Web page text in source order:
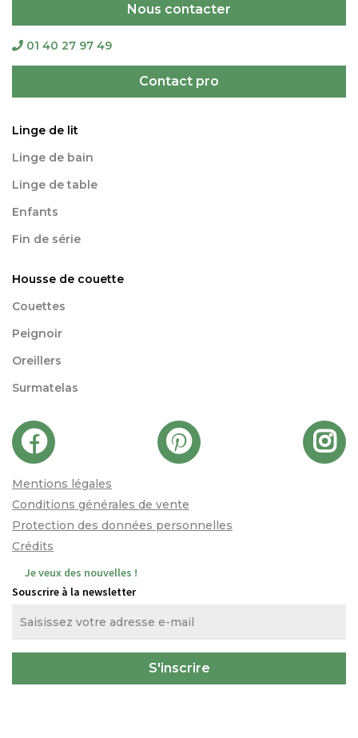
Nous contacter
01 40 27 97 49
Contact pro
Linge de lit
Linge de bain
Linge de table
Enfants
Fin de série
Housse de couette
Couettes
Peignoir
Oreillers
Surmatelas
Mentions légales
Conditions générales de vente
Protection des données personnelles
Crédits
Je veux des nouvelles !
Souscrire à la newsletter